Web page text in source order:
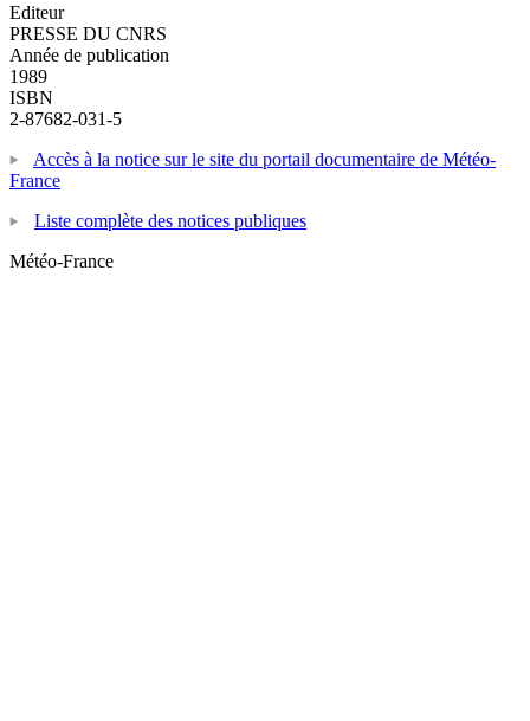
Editeur
PRESSE DU CNRS
Année de publication
1989
ISBN
2-87682-031-5
Accès à la notice sur le site du portail documentaire de Météo-
France
Liste complète des notices publiques
Météo-France